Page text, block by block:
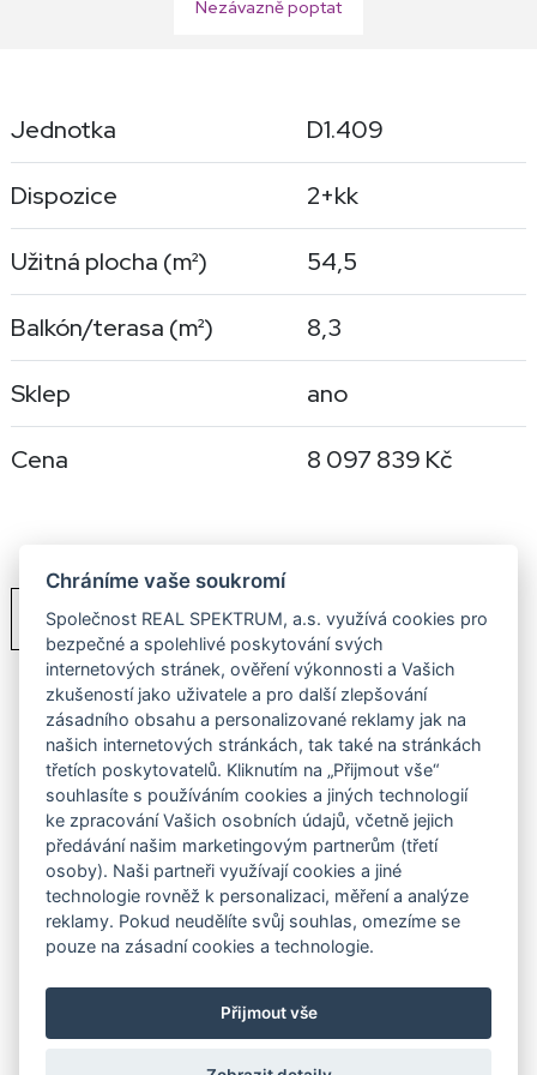
Nezávazně poptat
Jednotka D1.409
Dispozice 2+kk
Užitná plocha (m²) 54,5
Balkón/terasa (m²) 8,3
Sklep ano
Cena 8 097 839 Kč
PDF Ceník
Chráníme vaše soukromí
Společnost REAL SPEKTRUM, a.s. využívá cookies pro
bezpečné a spolehlivé poskytování svých
internetových stránek, ověření výkonnosti a Vašich
zkušeností jako uživatele a pro další zlepšování
zásadního obsahu a personalizované reklamy jak na
našich internetových stránkách, tak také na stránkách
třetích poskytovatelů. Kliknutím na „Přijmout vše“
souhlasíte s používáním cookies a jiných technologií
ke zpracování Vašich osobních údajů, včetně jejich
předávání našim marketingovým partnerům (třetí
osoby). Naši partneři využívají cookies a jiné
technologie rovněž k personalizaci, měření a analýze
reklamy. Pokud neudělíte svůj souhlas, omezíme se
pouze na zásadní cookies a technologie.
Přijmout vše